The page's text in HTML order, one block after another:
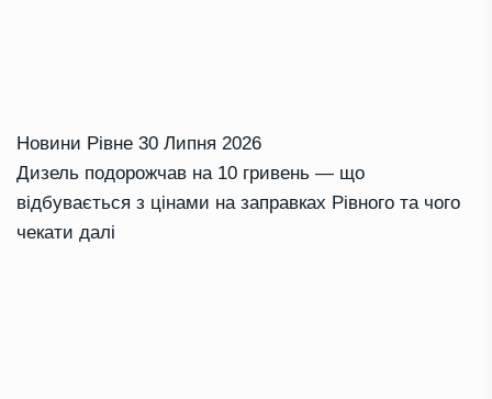
Новини Рівне 30 Липня 2026
Дизель подорожчав на 10 гривень — що
відбувається з цінами на заправках Рівного та чого
чекати далі